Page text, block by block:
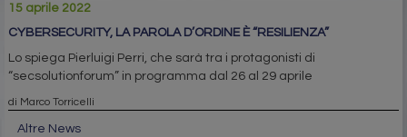
15 aprile 2022
CYBERSECURITY, LA PAROLA D’ORDINE È “RESILIENZA”
Lo spiega Pierluigi Perri, che sarà tra i protagonisti di
“secsolutionforum” in programma dal 26 al 29 aprile
di Marco Torricelli
Altre News